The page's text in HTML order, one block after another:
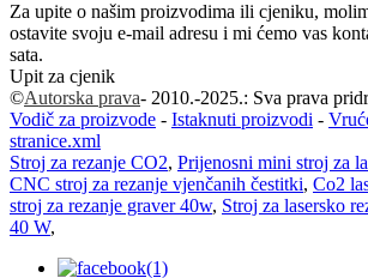
Za upite o našim proizvodima ili cjeniku,
ostavite svoju e-mail adresu i mi ćemo vas
sata.
Upit za cjenik
©Autorska prava- 2010.-2025.: Sva prava
Vodič za proizvode - Istaknuti proizvodi -
stranice.xml
Stroj za rezanje CO2, Prijenosni mini stroj za
CNC stroj za rezanje vjenčanih čestitki, Co2
stroj za rezanje graver 40w, Stroj za lasersko
40 W,